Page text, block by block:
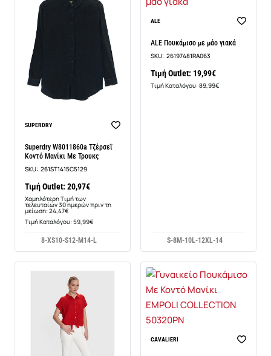
-14%
SUPERDRY
Superdry W8011860a Τζέρσεϊ
Κοντό Μανίκι Με Τρουκς
SKU: 261ST1415C5129
Τιμή Outlet: 20,97€
Χαμηλότερη Τιμή των
τελευταίων 30 ημερών πριν τη
μείωση: 24,47€
Τιμή Καταλόγου: 59,99€
8-XS10-S12-M14-L
ALE
ALE Πουκάμισο με μάο γιακά
SKU: 26197481RA063
Τιμή Outlet: 19,99€
Τιμή Καταλόγου: 89,99€
S-8M-10L-12XL-14
CAVALIERI